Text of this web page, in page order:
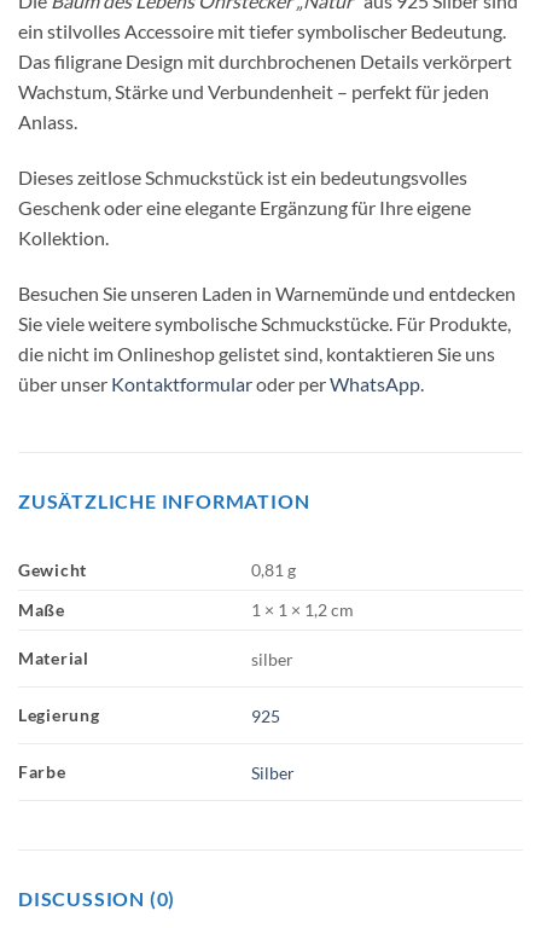
ein stilvolles Accessoire mit tiefer symbolischer Bedeutung.
Das filigrane Design mit durchbrochenen Details verkörpert
Wachstum, Stärke und Verbundenheit – perfekt für jeden
Anlass.
Dieses zeitlose Schmuckstück ist ein bedeutungsvolles
Geschenk oder eine elegante Ergänzung für Ihre eigene
Kollektion.
Besuchen Sie unseren Laden in Warnemünde und entdecken
Sie viele weitere symbolische Schmuckstücke. Für Produkte,
die nicht im Onlineshop gelistet sind, kontaktieren Sie uns
über unser Kontaktformularoder perWhatsApp
ZUSÄTZLICHE INFORMATION
Gewicht
0,81 g
Maße
1 × 1 × 1,2 cm
Material silber
Legierung 925
Farbe Silber
DISCUSSION (0)